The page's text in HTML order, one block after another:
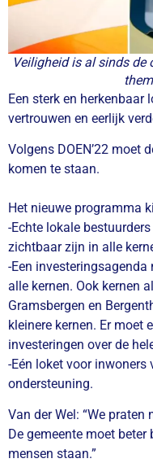
Veiligheid is al sinds de
Een sterk en herkenbaar
vertrouwen en eerlijk
Volgens DOEN’22 moet
komen te staan.
Het nieuwe programma
-Echte lokale
zichtbaar zijn in alle
-Een
alle kernen. Ook kernen
Gramsbergen en
kleinere kernen. Er moet
investeringen over de
-Eén loket voor
ondersteuning.
Van der Wel: “We
De gemeente moet
mensen staan.”